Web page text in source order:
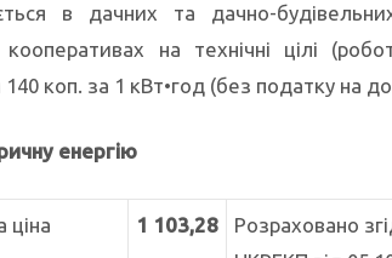
в дачних та дачно-
на технічні цілі
коп. за 1 кВт•год (без податку на
енергію
ціна
1 103,28
Розраховано